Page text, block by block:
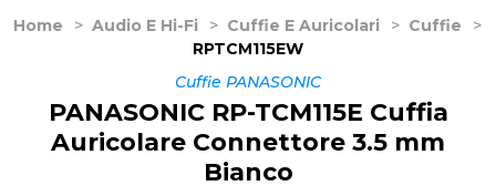
Home > Audio E Hi-Fi > Cuffie E Auricolari > Cuffie
>
RPTCM115EW
Cuffie PANASONIC
PANASONIC RP-TCM115E Cuffia
Auricolare Connettore 3.5 mm
Bianco